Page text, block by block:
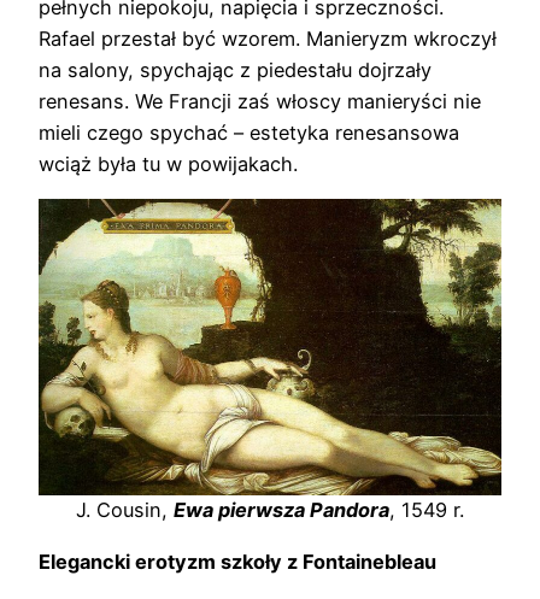
pełnych niepokoju, napięcia i sprzeczności.
Rafael przestał być wzorem. Manieryzm wkroczył
na salony, spychając z piedestału dojrzały
renesans. We Francji zaś włoscy manieryści nie
mieli czego spychać – estetyka renesansowa
wciąż była tu w powijakach.
J. Cousin, Ewa pierwsza Pandora, 1549 r.
Elegancki erotyzm szkoły z Fontainebleau